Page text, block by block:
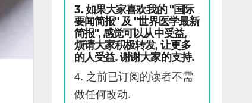
3. 如果大家喜欢我的 "国际
要闻简报" 及 "世界医学最新
简报", 感觉可以从中受益,
烦请大家积极转发, 让更多
的人受益. 谢谢大家的支持.
4. 之前已订阅的读者不需
做任何改动.